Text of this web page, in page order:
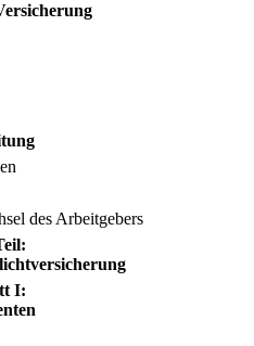
des Arbeitgebers
I: